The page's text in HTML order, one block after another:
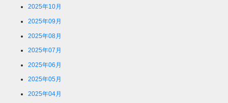
2025年10月
2025年09月
2025年08月
2025年07月
2025年06月
2025年05月
2025年04月